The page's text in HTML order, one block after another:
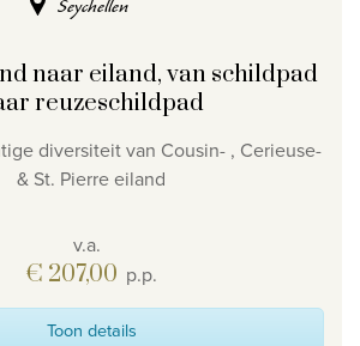
Seychellen
naar eiland, van schildpad
reuzeschildpad
diversiteit van Cousin- , Cerieuse-
& St. Pierre eiland
v.a.
€ 207,00 p.p.
Toon details